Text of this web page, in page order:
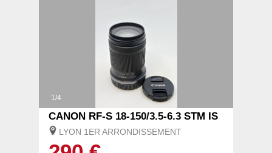
1/4
CANON RF-S 18-150/3.5-6.3 STM IS
LYON 1ER ARRONDISSEMENT